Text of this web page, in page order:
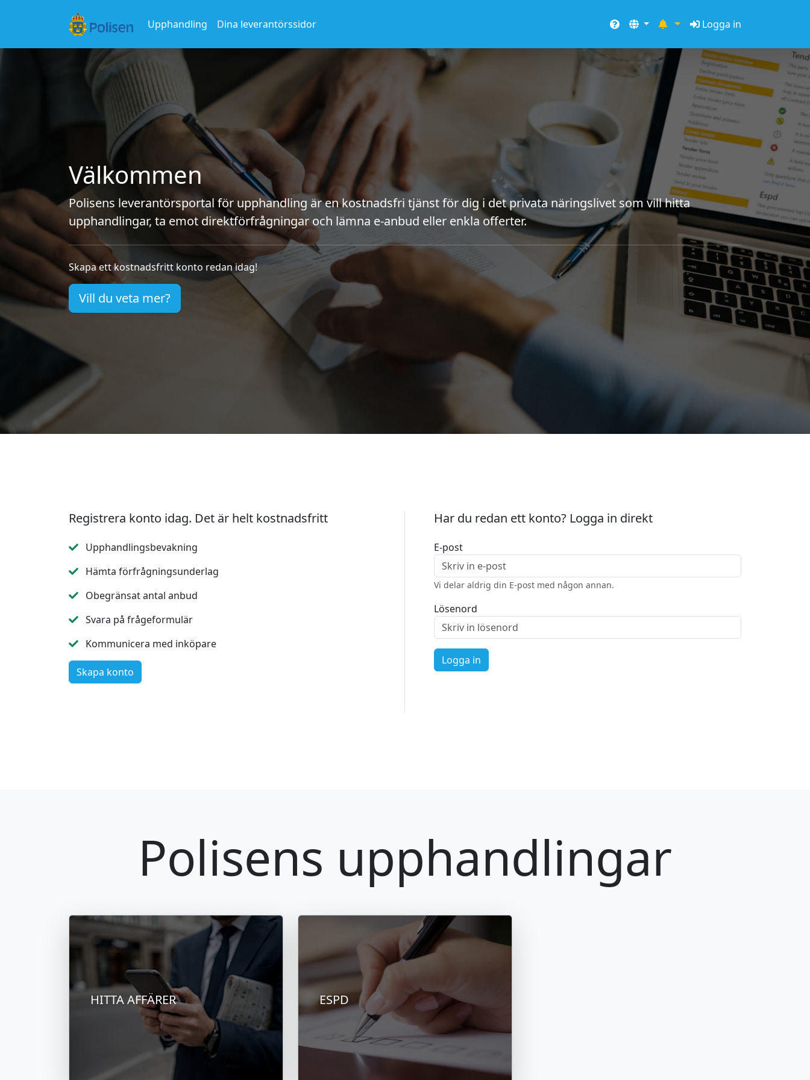
Upphandling Dina leverantörssidor Logga in
Välkommen
Polisens leverantörsportal för upphandling är en kostnadsfri tjänst för dig i det privata näringslivet som vill hitta
upphandlingar, ta emot direktförfrågningar och lämna e-anbud eller enkla offerter.
Skapa ett kostnadsfritt konto redan idag!
Vill du veta mer?
Registrera konto idag. Det är helt kostnadsfritt
Upphandlingsbevakning
Hämta förfrågningsunderlag
Obegränsat antal anbud
Svara på frågeformulär
Kommunicera med inköpare
Har du redan ett konto? Logga in direkt
E-post
Vi delar aldrig din E-post med någon annan.
Lösenord
Polisens upphandlingar
HITTA AFFÄRER ESPD